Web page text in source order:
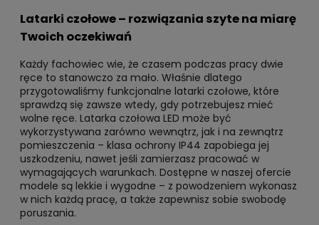
Latarki czołowe – rozwiązania szyte na miarę
Twoich oczekiwań
Każdy fachowiec wie, że czasem podczas pracy dwie
ręce to stanowczo za mało. Właśnie dlatego
przygotowaliśmy funkcjonalne latarki czołowe, które
sprawdzą się zawsze wtedy, gdy potrzebujesz mieć
wolne ręce. Latarka czołowa LED może być
wykorzystywana zarówno wewnątrz, jak i na zewnątrz
pomieszczenia – klasa ochrony IP44 zapobiega jej
uszkodzeniu, nawet jeśli zamierzasz pracować w
wymagających warunkach. Dostępne w naszej ofercie
modele są lekkie i wygodne – z powodzeniem wykonasz
w nich każdą pracę, a także zapewnisz sobie swobodę
poruszania.